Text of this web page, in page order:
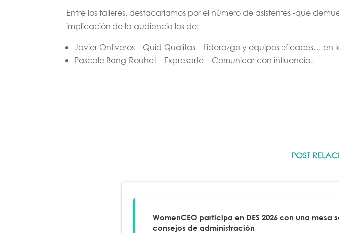
Entre los talleres, destacaríamos por el número de asistentes -que
implicación de la audiencia los de:
Javier Ontiveros – Quid-Qualitas – Liderazgo y equipos eficaces… en
Pascale Bang-Rouhet – Expresarte – Comunicar con influencia.
POST
WomenCEO participa en DES 2026 con una
consejos de administración